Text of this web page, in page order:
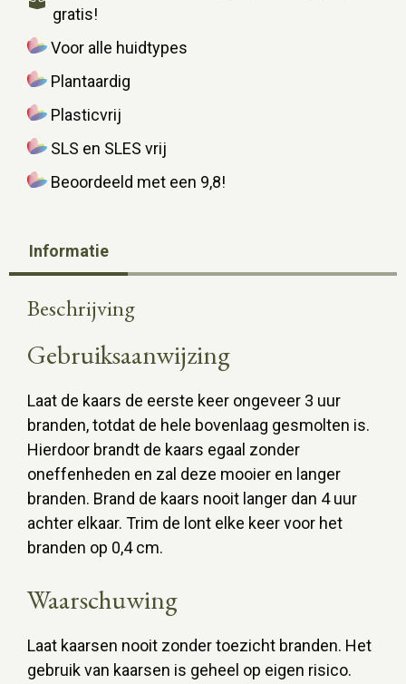
gratis!
Voor alle huidtypes
Plantaardig
Plasticvrij
SLS en SLES vrij
Beoordeeld met een 9,8!
Informatie
Beschrijving
Gebruiksaanwijzing
Laat de kaars de eerste keer ongeveer 3 uur
branden, totdat de hele bovenlaag gesmolten is.
Hierdoor brandt de kaars egaal zonder
oneffenheden en zal deze mooier en langer
branden. Brand de kaars nooit langer dan 4 uur
achter elkaar. Trim de lont elke keer voor het
branden op 0,4 cm.
Waarschuwing
Laat kaarsen nooit zonder toezicht branden. Het
gebruik van kaarsen is geheel op eigen risico.